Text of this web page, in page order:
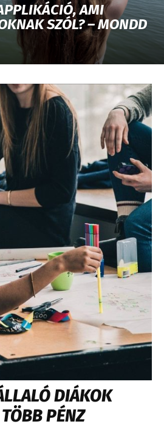
AMI
SZÓL? – MONDD
DIÁKOK
PÉNZ